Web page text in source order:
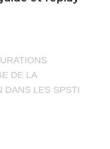
DE LA
DANS LES SPSTI